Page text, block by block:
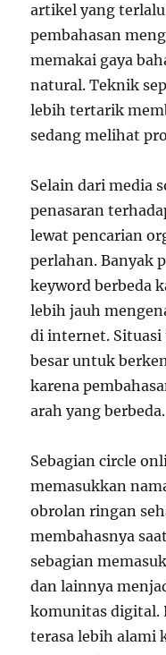
artikel yang
pembahasan
memakai gaya
natural. Teknik
lebih tertarik
sedang melihat
Selain dari media
penasaran
lewat pencarian
perlahan. Banyak
keyword berbeda
lebih jauh
di internet. Situasi
besar untuk
karena
arah yang berbeda.
Sebagian circle
memasukkan
obrolan ringan
membahasnya
sebagian
dan lainnya
komunitas digital.
terasa lebih alami